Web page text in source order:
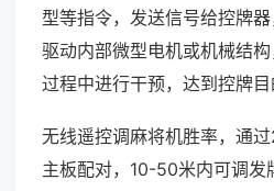
型等指令，发送信号给控牌
驱动内部微型电机或机械结
过程中进行干预，达到控牌目
无线遥控调麻将机胜率，通
主板配对，10-50米内可调发